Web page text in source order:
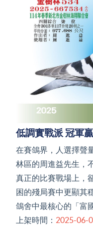
低調實戰派 冠軍
在賽鴿界，人選擇聲
林區的周進益先生，
真正的比賽戰場上，
困的殘局賽中更顯其
鴿舍中最核心的「富
上架時間： 2025-06-